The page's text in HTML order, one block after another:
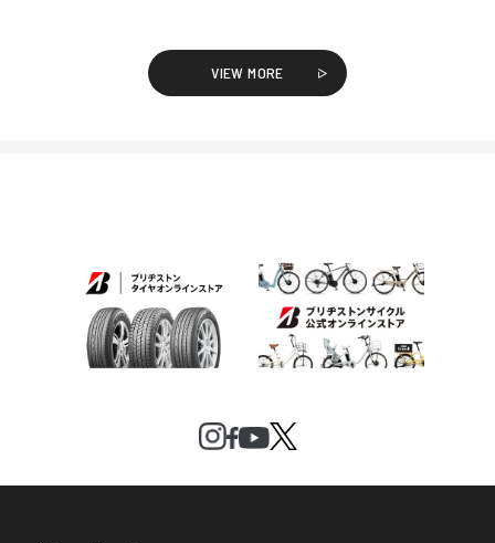
VIEW MORE